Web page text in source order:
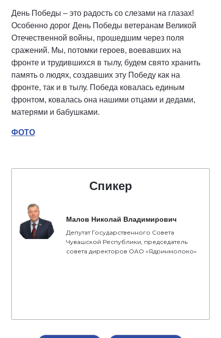
День Победы – это радость со слезами на глазах!
Особенно дорог День Победы ветеранам Великой
Отечественной войны, прошедшим через поля
сражений. Мы, потомки героев, воевавших на
фронте и трудившихся в тылу, будем свято хранить
память о людях, создавших эту Победу как на
фронте, так и в тылу. Победа ковалась единым
фронтом, ковалась она нашими отцами и дедами,
матерями и бабушками.
ФОТО
Спикер
Малов Николай Владимирович
Депутат Государственного Совета
Чувашской Республики, председатель
совета директоров ОАО «Ядринмолоко»